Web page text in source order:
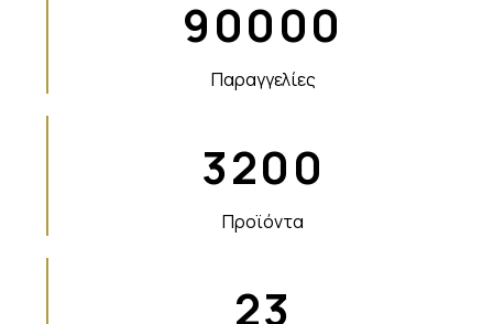
90000
Παραγγελίες
3200
Προϊόντα
23